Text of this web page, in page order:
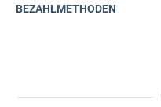
BEZAHLMETHODEN